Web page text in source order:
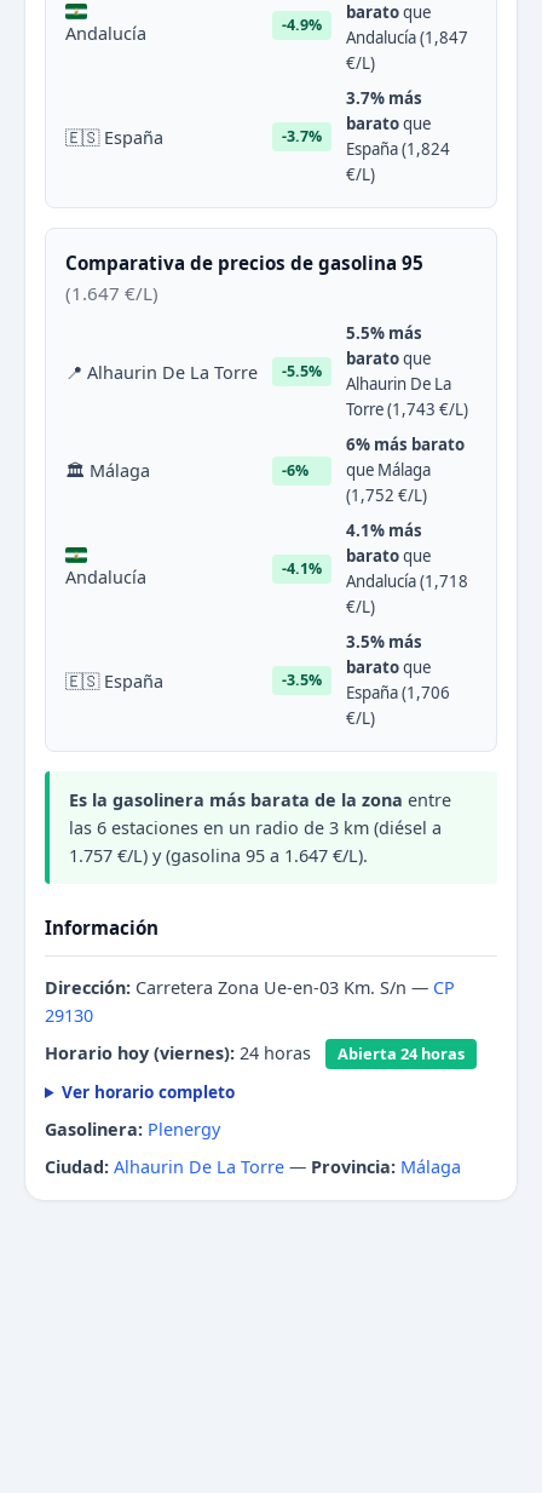
Andalucía -4.9%
baratoque
Andalucía (1,847
€/L)
🇪🇸 España -3.7%
3.7% más
baratoque
España (1,824
€/L)
Comparativa de precios de gasolina 95
(1.647 €/L)
📍 Alhaurin De La Torre -5.5%
5.5% más
baratoque
Alhaurin De La
Torre (1,743 €/L)
🏛 Málaga -6%
6% más barato
que Málaga
(1,752 €/L)
Andalucía -4.1%
4.1% más
baratoque
Andalucía (1,718
€/L)
🇪🇸 España -3.5%
3.5% más
baratoque
España (1,706
€/L)
Es la gasolinera más barata de la zona entre
las 6 estaciones en un radio de 3 km (diésel a
1.757 €/L) y (gasolina 95 a 1.647 €/L).
Información
Dirección: Carretera Zona Ue-en-03 Km. S/n — CP
29130
Horario hoy (viernes): 24 horas Abierta 24 horas
Ver horario completo
Gasolinera: Plenergy
Ciudad: Alhaurin De La Torre — Provincia: Málaga